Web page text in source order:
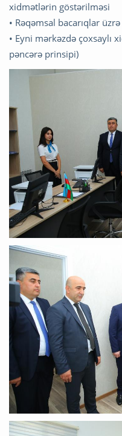
xidmətlərin göstərilməsi
• Rəqəmsal bacarıqlar
• Eyni mərkəzdə çoxsaylı
pəncərə prinsipi)